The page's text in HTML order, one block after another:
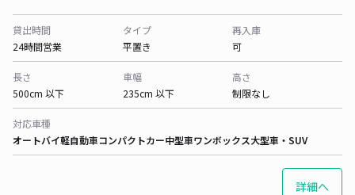
貸出時間
24時間営業
タイプ
平置き
再入庫
可
長さ
500cm 以下
車幅
235cm 以下
高さ
制限なし
対応車種
オートバイ軽自動車コンパクトカー中型車ワンボックス大型車・SUV
詳細へ